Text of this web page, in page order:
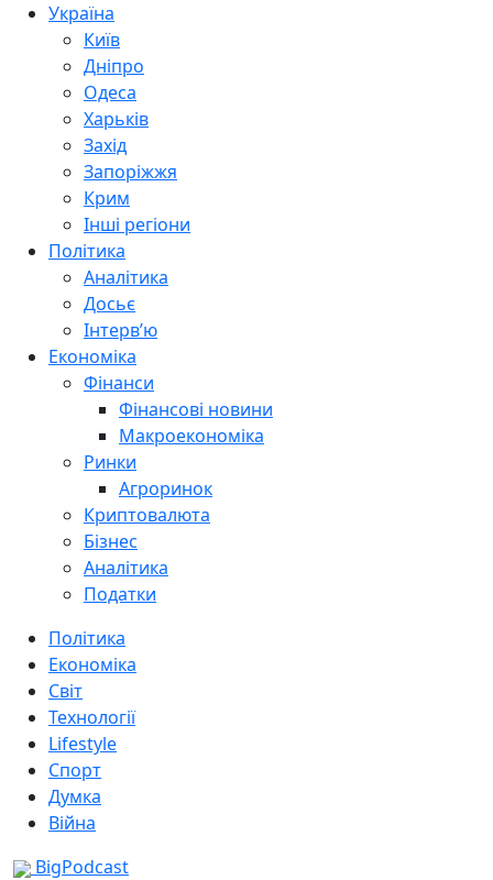
Україна
Київ
Дніпро
Одеса
Харьків
Захід
Запоріжжя
Крим
Інші регіони
Політика
Аналітика
Досьє
Інтерв’ю
Економіка
Фінанси
Фінансові новини
Макроекономіка
Ринки
Агроринок
Криптовалюта
Бізнес
Аналітика
Податки
Політика
Економіка
Світ
Технології
Lifestyle
Спорт
Думка
Війна
BigPodcast